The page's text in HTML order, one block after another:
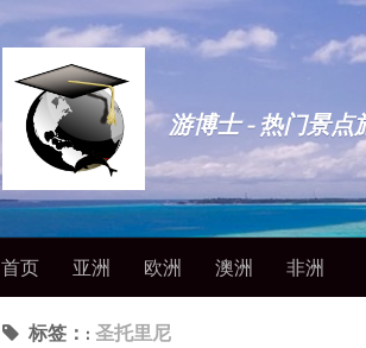
游博士 - 热门景点
首页 亚洲 欧洲 澳洲 非洲
标签：: 圣托里尼